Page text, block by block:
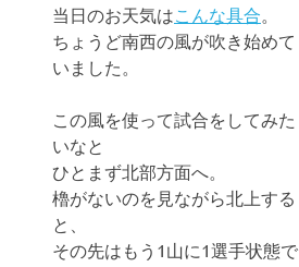
当日のお天気はこんな具合。
ちょうど南西の風が吹き始めて
いました。
この風を使って試合をしてみた
いなと
ひとまず北部方面へ。
櫓がないのを見ながら北上する
と、
その先はもう1山に1選手状態で